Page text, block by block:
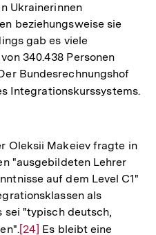
Ukrainerinnen
beziehungsweise sie
gab es viele
340.438 Personen
Bundesrechnungshof
Integrationskurssystems.
Oleksii Makeiev fragte in
"ausgebildeten Lehrer
auf dem Level C1"
als
sei "typisch deutsch,
Zur
[24] Es bleibt eine